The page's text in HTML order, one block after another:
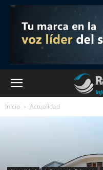
Inicio Actualidad